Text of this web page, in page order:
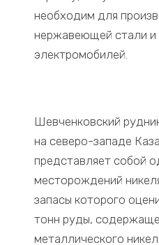
необходим для
нержавеющей стали и
электромобилей.
Шевченковский
на северо-западе
представляет собой
месторождений
запасы которого
тонн руды,
металлического